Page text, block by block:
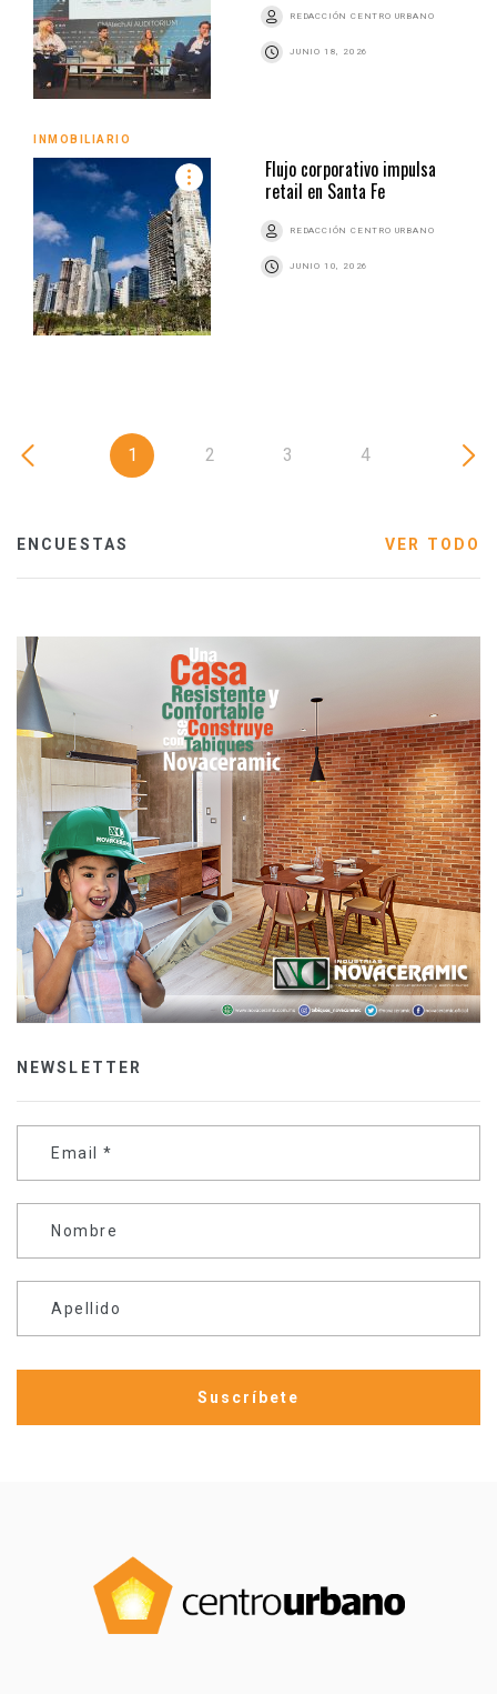
REDACCIÓN CENTRO URBANO
JUNIO 18, 2026
INMOBILIARIO
Flujo corporativo impulsa
retail en Santa Fe
REDACCIÓN CENTRO URBANO
JUNIO 10, 2026
1 2 3 4
ENCUESTAS VER TODO
NEWSLETTER
Email *
Nombre
Apellido